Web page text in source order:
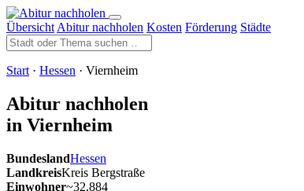
Übersicht Abitur nachholen Kosten Förderung Städte
Start · Hessen · Viernheim
Abitur nachholen
in Viernheim
BundeslandHessen
LandkreisKreis Bergstraße
Einwohner~32.884